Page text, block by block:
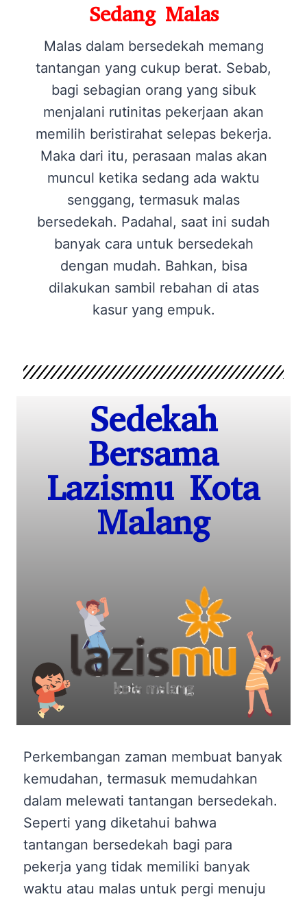
Sedang Malas
Malas dalam bersedekah memang
tantangan yang cukup berat. Sebab,
bagi sebagian orang yang sibuk
menjalani rutinitas pekerjaan akan
memilih beristirahat selepas bekerja.
Maka dari itu, perasaan malas akan
muncul ketika sedang ada waktu
senggang, termasuk malas
bersedekah. Padahal, saat ini sudah
banyak cara untuk bersedekah
dengan mudah. Bahkan, bisa
dilakukan sambil rebahan di atas
kasur yang empuk.
Sedekah
Bersama
Lazismu Kota
Malang
Perkembangan zaman membuat banyak
kemudahan, termasuk memudahkan
dalam melewati tantangan bersedekah.
Seperti yang diketahui bahwa
tantangan bersedekah bagi para
pekerja yang tidak memiliki banyak
waktu atau malas untuk pergi menuju